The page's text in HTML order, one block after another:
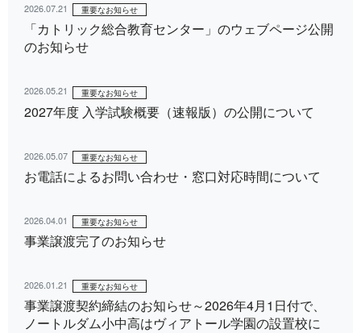
2026.07.21 重要なお知らせ
「カトリック総合教育センター」のウェブページ公開
のお知らせ
2026.05.21 重要なお知らせ
2027年度 入学試験概要（速報版）の公開について
2026.05.07 重要なお知らせ
お電話によるお問い合わせ・窓口対応時間について
2026.04.01 重要なお知らせ
事業譲渡完了のお知らせ
2026.01.21 重要なお知らせ
事業譲渡契約締結のお知らせ～2026年4月1日付で、
ノートルダム小中高はヴィアトール学園の設置校に